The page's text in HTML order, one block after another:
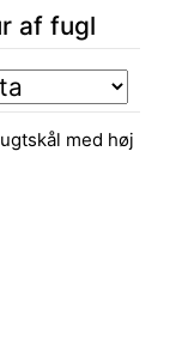
af fugl
med høj